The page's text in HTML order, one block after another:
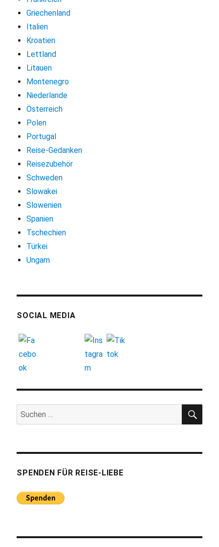
Griechenland
Italien
Kroatien
Lettland
Litauen
Montenegro
Niederlande
Österreich
Polen
Portugal
Reise-Gedanken
Reisezubehör
Schweden
Slowakei
Slowenien
Spanien
Tschechien
Türkei
Ungarn
SOCIAL MEDIA
Suchen
nach:
SPENDEN FÜR REISE-LIEBE